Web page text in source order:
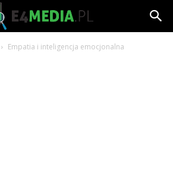
Empatia i inteligencja emocjonalna